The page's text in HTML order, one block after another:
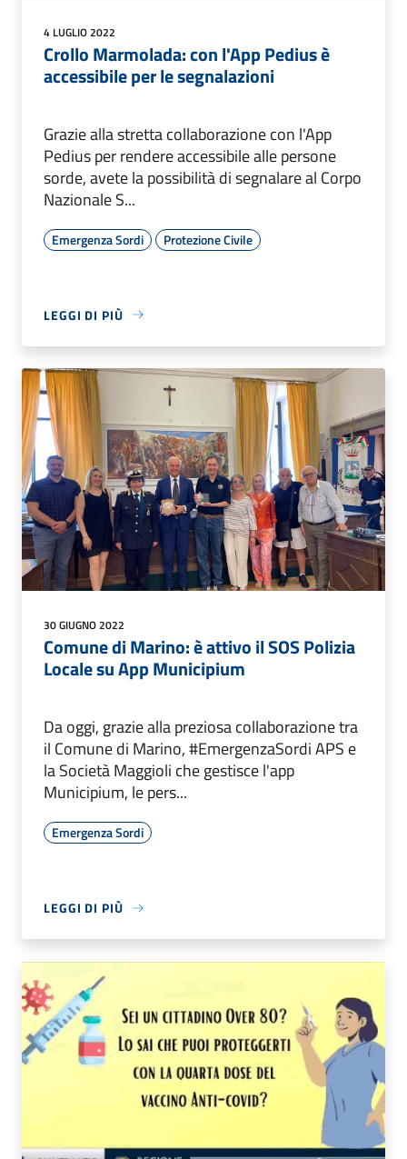
4 LUGLIO 2022
Crollo Marmolada: con l'App Pedius è
accessibile per le segnalazioni
Grazie alla stretta collaborazione con l'App
Pedius per rendere accessibile alle persone
sorde, avete la possibilità di segnalare al Corpo
Nazionale S...
Emergenza Sordi Protezione Civile
LEGGI DI PIÙ
30 GIUGNO 2022
Comune di Marino: è attivo il SOS Polizia
Locale su App Municipium
Da oggi, grazie alla preziosa collaborazione tra
il Comune di Marino, #EmergenzaSordi APS e
la Società Maggioli che gestisce l'app
Municipium, le pers...
Emergenza Sordi
LEGGI DI PIÙ